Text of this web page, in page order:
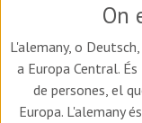
On
L'alemany, o
a Europa Central.
de persones, el
Europa. L'alemany